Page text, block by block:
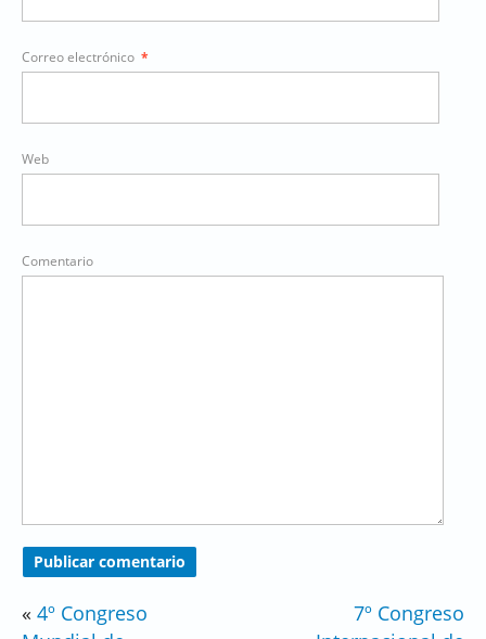
Correo electrónico *
Web
Comentario
« 4º Congreso
7º Congreso